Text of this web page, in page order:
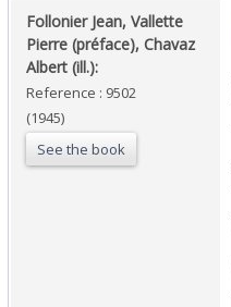
‎Follonier Jean, Vallette
Pierre (préface), Chavaz
Albert (ill.): ‎
Reference : 9502
(1945)
See the book